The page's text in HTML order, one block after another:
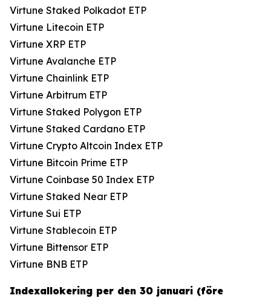
Virtune Staked Polkadot ETP
Virtune Litecoin ETP
Virtune XRP ETP
Virtune Avalanche ETP
Virtune Chainlink ETP
Virtune Arbitrum ETP
Virtune Staked Polygon ETP
Virtune Staked Cardano ETP
Virtune Crypto Altcoin Index ETP
Virtune Bitcoin Prime ETP
Virtune Coinbase 50 Index ETP
Virtune Staked Near ETP
Virtune Sui ETP
Virtune Stablecoin ETP
Virtune Bittensor ETP
Virtune BNB ETP
Indexallokering per den 30 januari (före